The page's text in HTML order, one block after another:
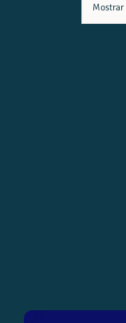
Mostrar